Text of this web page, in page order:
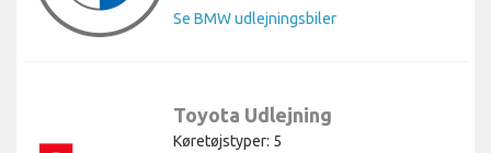
Se BMW udlejningsbiler
Toyota Udlejning
Køretøjstyper: 5